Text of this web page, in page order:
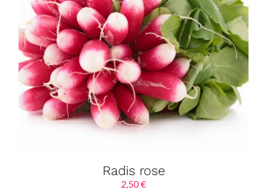
Radis rose
2,50€